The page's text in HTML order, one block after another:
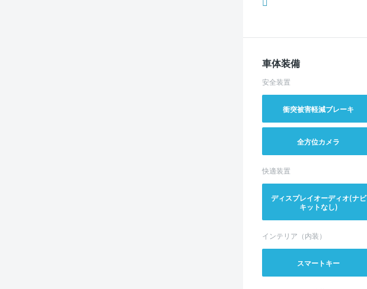
車体装備
安全装置
衝突被害軽減ブレーキ
全方位カメラ
快適装置
ディスプレイオーディオ(ナビ
キットなし)
インテリア（内装）
スマートキー